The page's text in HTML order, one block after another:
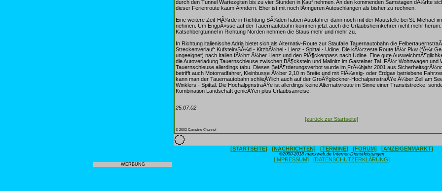
WERBUNG
durch den Tunnel Wartezeiten bis zu vier Stunden in Kauf nehmen. An den kommenden Samstagen dÃ¼rfte
dieser Ferienroute kaum Ã¤ndern. Eher ist mit noch lÃ¤ngeren Autoschlangen als bisher zu rechnen.
Eine weitere Zeit-HÃ¼rde in Richtung SÃ¼den haben Autofahrer dann noch mit der Mautstelle bei St. Michael
nehmen. Um EngpÃ¤sse auf der Tauernautobahn kommen jetzt auch die Urlaubsheimkehrer nicht mehr
Katschbergtunnel in Richtung Norden nehmen die Staus mehr und mehr zu.
In Richtung italienische Adria bietet sich als Alternativ-Route zur Staufalle Tauernautobahn die
Streckenverlauf: Kufstein/SÃ¼d - KitzbÃ¼hel - Lienz - Spittal - Udine. Die kÃ¼rzeste Route fÃ¼r Pkw (fÃ¼r
ungeeignet) nach Italien fÃ¼hrt Ã¼ber Lienz und den PlÃ¶ckenpass nach Udine. Eine gute
die Autoverladung Tauernschleuse zwischen BÃ¶ckstein und Mallnitz im Gasteiner Tal. FÃ¼r Wohnwagen und
Tauernschleuse allerdings tabu. Dieses BefÃ¶rderungsverbot wurde im FrÃ¼hjahr 2001 aus
betrifft auch Motorradfahrer, Kleinbusse Ã¼ber 2,10 m Breite und mit FlÃ¼ssig- oder Erdgas betriebene
kann man der Tauernautobahn schlieÃŸlich auch auf der GroÃŸglockner-HochalpenstraÃŸe Ã¼ber Zell am
Winklers - Spittal. Die HochalpenstraÃŸe ist allerdings keine Alternativroute im Sinne einer Transitstrecke,
Kombination Landschaft genieÃŸen plus Urlaubsanreise.
25.07.02
[zurück zur Startseite]
© 2002 Camping-Channel
[STARTSEITE] [NACHRICHTEN] [TERMINE] [FORUM] [ANZEIGENMARKT]
©2000-2018 maxxweb.de Internet-Dienstleistungen
[IMPRESSUM] [DATENSCHUTZERKLÄRUNG]